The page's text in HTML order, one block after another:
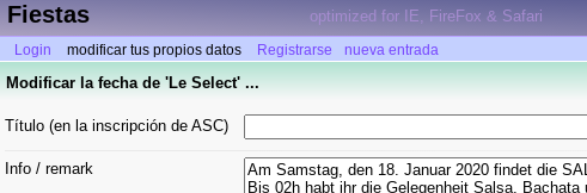
Fiestas optimized for IE, FireFox & Safari
Login modificar tus propios datos Registrarse nueva entrada
Modificar la fecha de 'Le Select' ...
Título (en la inscripción de ASC)
Info / remark